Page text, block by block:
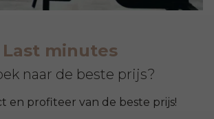
Last minutes
naar de beste prijs?
en profiteer van de beste prijs!